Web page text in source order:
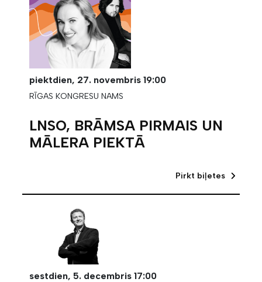
piektdien, 27. novembris 19:00
RĪGAS KONGRESU NAMS
LNSO, BRĀMSA PIRMAIS UN
MĀLERA PIEKTĀ
Pirkt biļetes
sestdien, 5. decembris 17:00